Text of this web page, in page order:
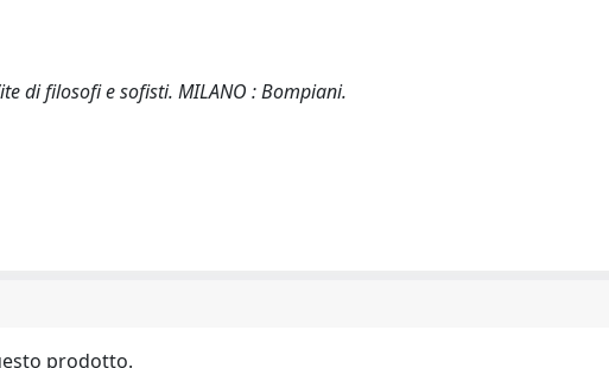
di filosofi e sofisti. MILANO : Bompiani.
prodotto.